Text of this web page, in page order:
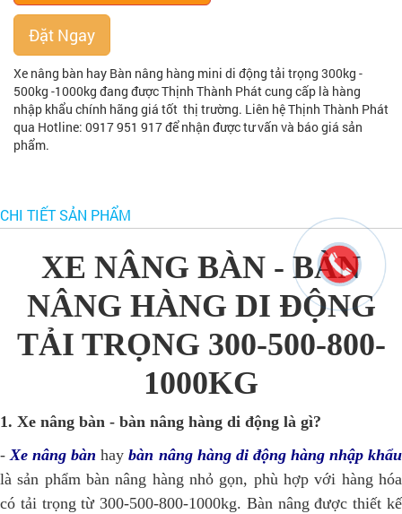
Đặt Ngay
Xe nâng bàn hay Bàn nâng hàng mini di động tải trọng 300kg -
500kg -1000kg đang được Thịnh Thành Phát cung cấp là hàng
nhập khẩu chính hãng giá tốt thị trường. Liên hệ Thịnh Thành Phát
qua Hotline: 0917 951 917 để nhận được tư vấn và báo giá sản
phẩm.
CHI TIẾT SẢN PHẨM
XE NÂNG BÀN - BÀN
NÂNG HÀNG DI ĐỘNG
TẢI TRỌNG 300-500-800-
1000KG
1. Xe nâng bàn - bàn nâng hàng di động là gì?
-Xe nâng bàn haybàn nâng hàng di động hàng nhập khẩu
là sản phẩm bàn nâng hàng nhỏ gọn, phù hợp với hàng hóa
có tải trọng từ 300-500-800-1000kg. Bàn nâng được thiết kế